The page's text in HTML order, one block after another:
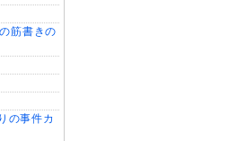
筋書きの
の事件カ